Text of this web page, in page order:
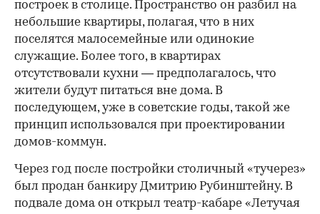
построек в столице. Пространство он разбил на
небольшие квартиры, полагая, что в них
поселятся малосемейные или одинокие
служащие. Более того, в квартирах
отсутствовали кухни — предполагалось, что
жители будут питаться вне дома. В
последующем, уже в советские годы, такой же
принцип использовался при проектировании
домов-коммун.
Через год после постройки столичный «тучерез»
был продан банкиру Дмитрию Рубинштейну. В
подвале дома он открыл театр-кабаре «Летучая